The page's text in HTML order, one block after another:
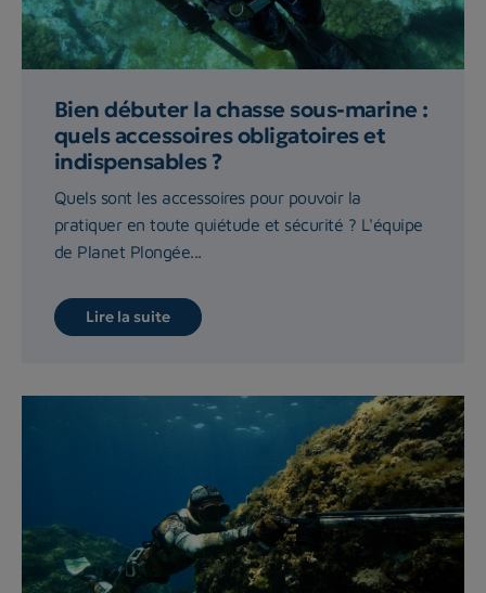
Bien débuter la chasse sous-marine :
quels accessoires obligatoires et
indispensables ?
Quels sont les accessoires pour pouvoir la
pratiquer en toute quiétude et sécurité ? L'équipe
de Planet Plongée...
Lire la suite